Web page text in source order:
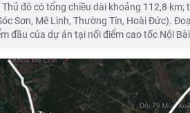
đô có tổng chiều dài khoảng 112,8
Sơn, Mê Linh, Thường Tín, Hoài Đức).
đầu của dự án tại nối điểm cao tốc Nội